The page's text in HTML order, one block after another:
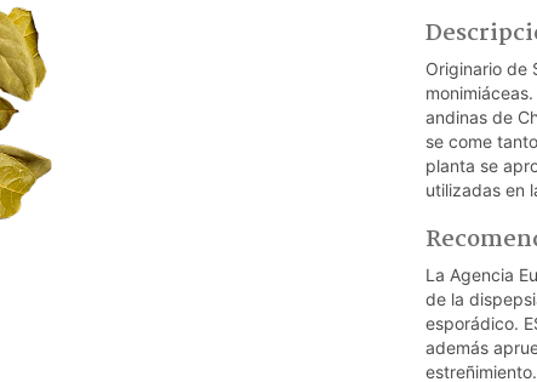
Originario de
andinas de
se come
planta se
utilizadas en
La Agencia
de la
esporádico.
además
estreñimiento.